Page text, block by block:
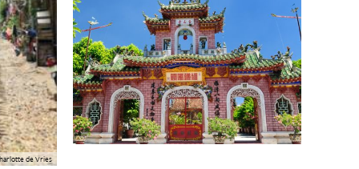
de Vries